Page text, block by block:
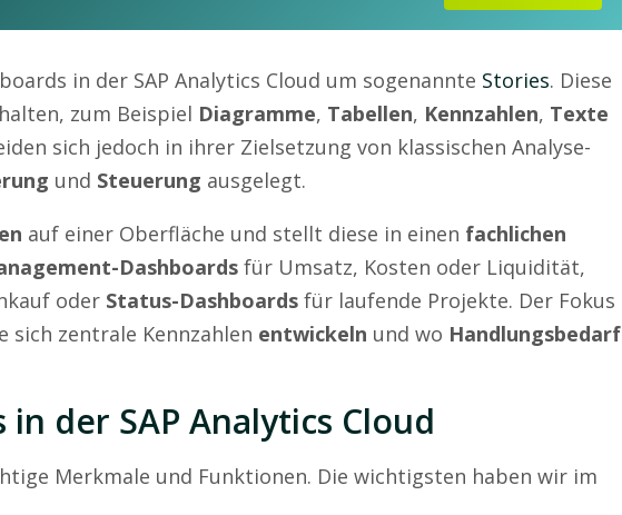
in der SAP Analytics Cloud um sogenannte Stories. Diese
zum Beispiel Diagramme, Tabellen, Kennzahlen, Texte
sich jedoch in ihrer Zielsetzung von klassischen Analyse-
und Steuerung ausgelegt.
auf einer Oberfläche und stellt diese in einen fachlichen
Dashboards für Umsatz, Kosten oder Liquidität,
oder Status-Dashboards für laufende Projekte. Der Fokus
sich zentrale Kennzahlen entwickeln und wo Handlungsbedarf
der SAP Analytics Cloud
Merkmale und Funktionen. Die wichtigsten haben wir im